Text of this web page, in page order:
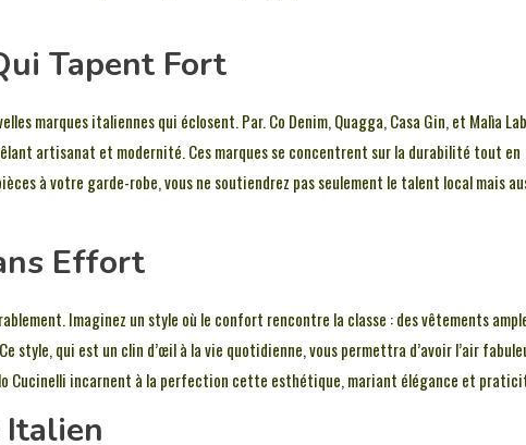
Tapent Fort
marques italiennes qui éclosent. Par. Co Denim, Quagga, Casa Gin, et Malìa Lab
artisanat et modernité. Ces marques se concentrent sur la durabilité tout en
à votre garde-robe, vous ne soutiendrez pas seulement le talent local mais
Effort
Imaginez un style où le confort rencontre la classe : des vêtements
style, qui est un clin d’œil à la vie quotidienne, vous permettra d’avoir l’air
Cucinelli incarnent à la perfection cette esthétique, mariant élégance et